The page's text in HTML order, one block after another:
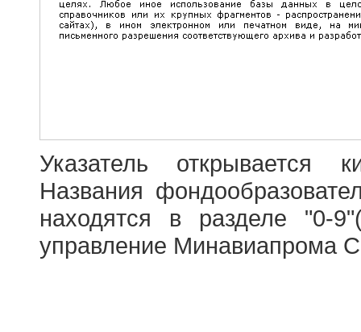
Указатель открывается
Названия
находятся в разделе "0-
управление Минавиапрома